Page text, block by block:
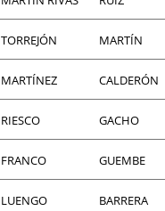
TORREJÓN MARTÍN
MARTÍNEZ CALDERÓN
RIESCO GACHO
FRANCO GUEMBE
LUENGO BARRERA